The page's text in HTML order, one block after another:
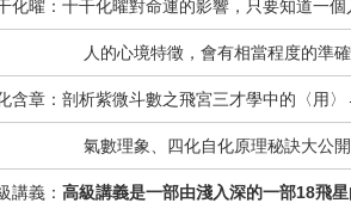
化曜： 十干化曜對命運的影響， 只要知道一
人的心境特徵，會有相當程度的準確
含章： 剖析紫微斗數之飛宮三才學中的〈用〉
理象、四化自化原理秘訣大公開
講義： 高級講義是一部由淺入深的一部18飛